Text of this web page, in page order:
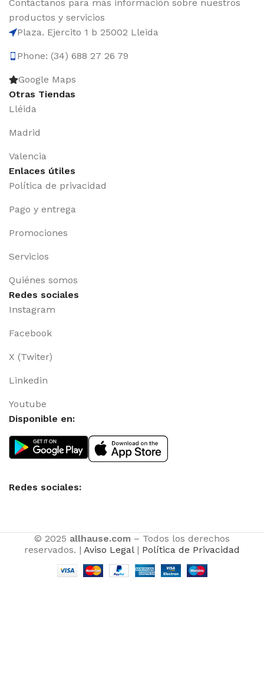
Contáctanos para más información sobre nuestros
productos y servicios
Plaza. Ejercito 1 b 25002 Lleida
Phone: (34) 688 27 26 79
Google Maps
Otras Tiendas
Lléida
Madrid
Valencia
Enlaces útiles
Política de privacidad
Pago y entrega
Promociones
Servicios
Quiénes somos
Redes sociales
Instagram
Facebook
X (Twiter)
Linkedin
Youtube
Disponible en:
Redes sociales:
© 2025 allhause.com – Todos los derechos
reservados. | Aviso Legal| Política de Privacidad